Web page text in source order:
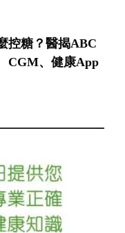
控糖？醫揭ABC
CGM、健康App